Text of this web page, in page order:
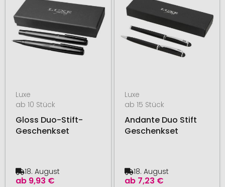
Luxe
ab 10 Stück
Gloss Duo-Stift-
Geschenkset
ab 9,93 €
18. August
Luxe
ab 15 Stück
Andante Duo Stift
Geschenkset
ab 7,23 €
18. August